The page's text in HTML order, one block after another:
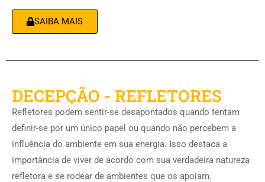
SAIBA MAIS
DECEPÇÃO - REFLETORES
Refletores podem sentir-se desapontados quando tentam
definir-se por um único papel ou quando não percebem a
influência do ambiente em sua energia. Isso destaca a
importância de viver de acordo com sua verdadeira natureza
refletora e se rodear de ambientes que os apoiam.